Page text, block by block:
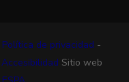
Política de privacidad -
Accesibilidad Sitio web